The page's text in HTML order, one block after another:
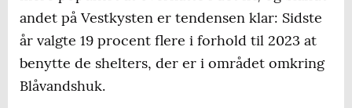
andet på Vestkysten er tendensen klar: Sidste
år valgte 19 procent flere i forhold til 2023 at
benytte de shelters, der er i området omkring
Blåvandshuk.